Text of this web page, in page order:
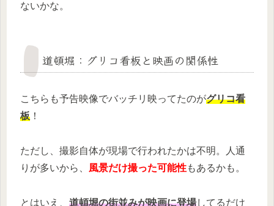
ないかな。
道頓堀：グリコ看板と映画の関係性
こちらも予告映像でバッチリ映ってたのがグリコ看
板 ！
ただし、撮影自体が現場で行われたかは不明。人通
りが多いから、 風景だけ撮った可能性もあるかも。
とはいえ、 道頓堀の街並みが映画に登場してるだけ